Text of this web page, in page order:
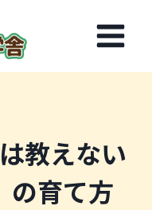
教えない
の育て方